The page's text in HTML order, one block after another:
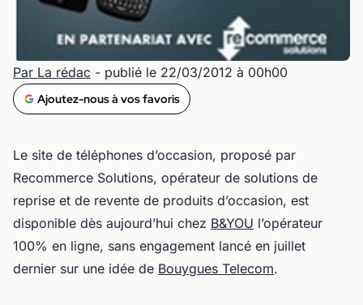
Par La rédac - publié le 22/03/2012 à 00h00
Ajoutez-nous à vos favoris
Le site de téléphones d’occasion, proposé par
Recommerce Solutions, opérateur de solutions de
reprise et de revente de produits d’occasion, est
disponible dès aujourd’hui chez B&YOU l’opérateur
100% en ligne, sans engagement lancé en juillet
dernier sur une idée de Bouygues Telecom.